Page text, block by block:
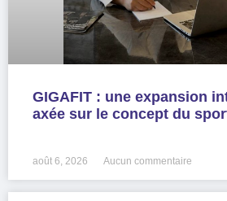
GIGAFIT : une expansion
axée sur le concept du
août 6, 2026 Aucun commentaire